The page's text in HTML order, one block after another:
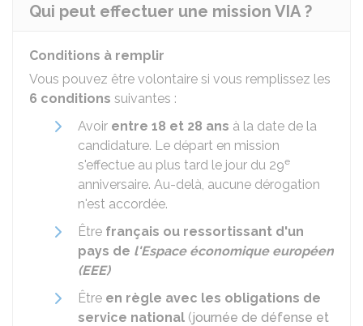
Qui peut effectuer une mission VIA ?
Conditions à remplir
Vous pouvez être volontaire si vous remplissez les
6 conditions suivantes :
Avoir entre 18 et 28 ans à la date de la
candidature. Le départ en mission
s'effectue au plus tard le jour du 29e
anniversaire. Au-delà, aucune dérogation
n'est accordée.
Être français ou ressortissant d'un
pays de l'Espace économique européen
(EEE)
Être en règle avec les obligations de
service national (journée de défense et